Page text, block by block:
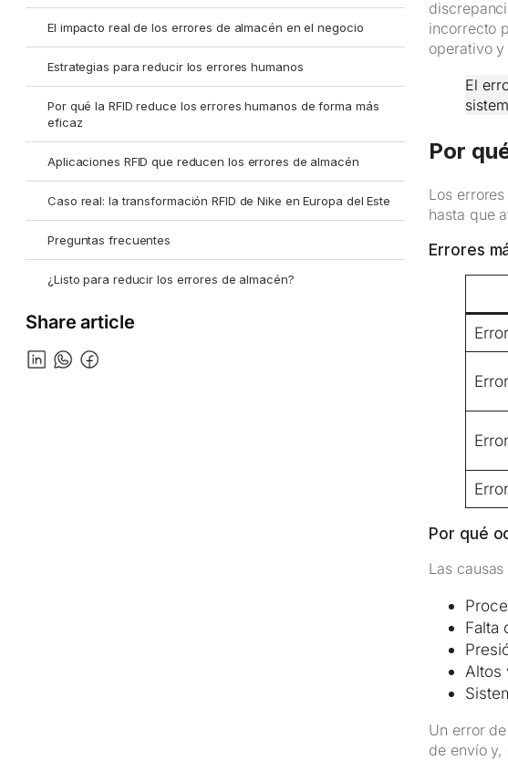
El impacto real de los errores de almacén en el negocio
Estrategias para reducir los errores humanos
Por qué la RFID reduce los errores humanos de forma más
eficaz
Aplicaciones RFID que reducen los errores de almacén
Caso real: la transformación RFID de Nike en Europa del Este
Preguntas frecuentes
¿Listo para reducir los errores de almacén?
Share article
incorrecto
operativo
El
Por
Los
hasta que
Errores
Por qué
Las
Falta
Altos
Un error
de envío y,